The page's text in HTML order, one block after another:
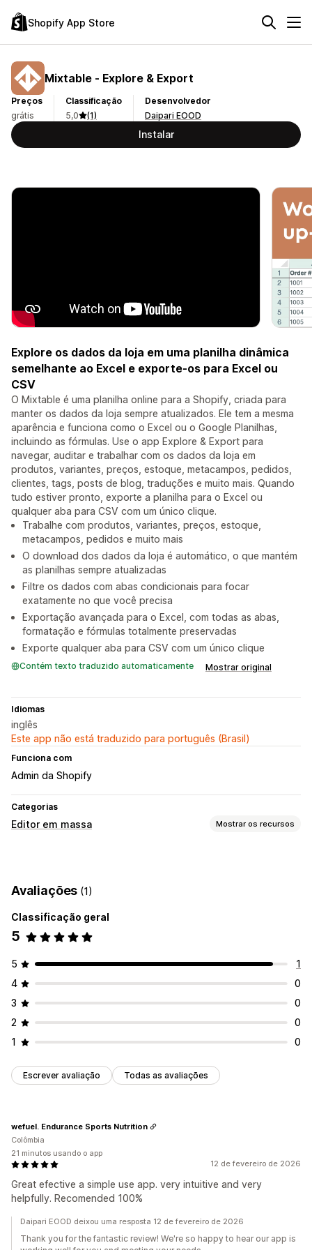
Shopify App Store
Mixtable ‑ Explore & Export
Preços
grátis
Classificação
5,0
(1)
Desenvolvedor
Daipari EOOD
Instalar
Explore os dados da loja em uma planilha dinâmica
semelhante ao Excel e exporte-os para Excel ou
CSV
O Mixtable é uma planilha online para a Shopify, criada para
manter os dados da loja sempre atualizados. Ele tem a mesma
aparência e funciona como o Excel ou o Google Planilhas,
incluindo as fórmulas. Use o app Explore & Export para
navegar, auditar e trabalhar com os dados da loja em
produtos, variantes, preços, estoque, metacampos, pedidos,
clientes, tags, posts de blog, traduções e muito mais. Quando
tudo estiver pronto, exporte a planilha para o Excel ou
qualquer aba para CSV com um único clique.
Trabalhe com produtos, variantes, preços, estoque,
metacampos, pedidos e muito mais
O download dos dados da loja é automático, o que mantém
as planilhas sempre atualizadas
Filtre os dados com abas condicionais para focar
exatamente no que você precisa
Exportação avançada para o Excel, com todas as abas,
formatação e fórmulas totalmente preservadas
Exporte qualquer aba para CSV com um único clique
Contém texto traduzido automaticamente Mostrar original
Idiomas
inglês
Este app não está traduzido para português (Brasil)
Funciona com
Admin da Shopify
Categorias
Editor em massa Mostrar os recursos
SKU e código de barras
Metacampos
Coleções
Ações
Avaliações (1)
Classificação geral
5
5
1
4
0
3
0
2
0
1
0
Escrever avaliação Todas as avaliações
12 de fevereiro de 2026
Great efective a simple use app. very intuitive and very
helpfully. Recomended 100%
wefuel. Endurance Sports Nutrition
Colômbia
21 minutos usando o app
Daipari EOOD deixou uma resposta 12 de fevereiro de 2026
Thank you for the fantastic review! We're so happy to hear our app is